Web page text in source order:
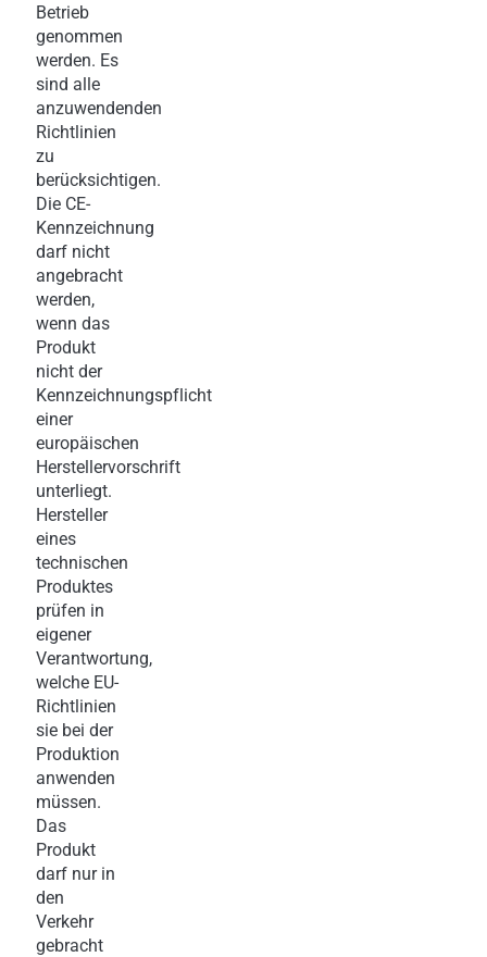
Betrieb
genommen
werden. Es
sind alle
anzuwendenden
Richtlinien
zu
berücksichtigen.
Die CE-
Kennzeichnung
darf nicht
angebracht
werden,
wenn das
Produkt
nicht der
Kennzeichnungspflicht
einer
europäischen
Herstellervorschrift
unterliegt.
Hersteller
eines
technischen
Produktes
prüfen in
eigener
Verantwortung,
welche EU-
Richtlinien
sie bei der
Produktion
anwenden
müssen.
Das
Produkt
darf nur in
den
Verkehr
gebracht